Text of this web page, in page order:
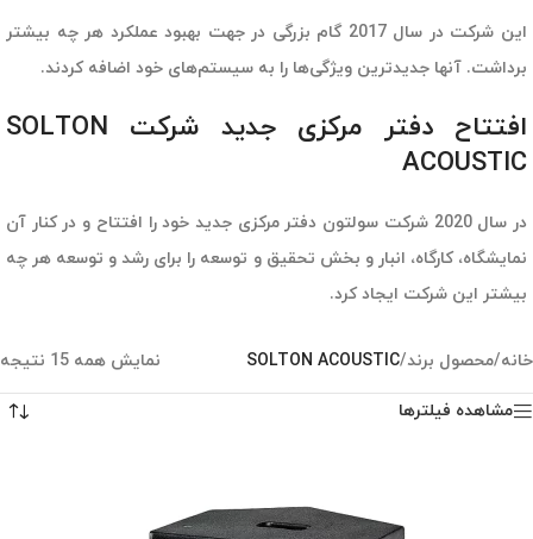
این شرکت در سال 2017 گام بزرگی در جهت بهبود عملکرد هر چه بیشتر
برداشت. آنها جدیدترین ویژگی‌ها را به سیستم‌های خود اضافه کردند.
افتتاح دفتر مرکزی جدید شرکت SOLTON
ACOUSTIC
در سال 2020 شرکت سولتون دفتر مرکزی جدید خود را افتتاح و در کنار آن
نمایشگاه، کارگاه، انبار و بخش تحقیق و توسعه را برای رشد و توسعه هر چه
بیشتر این شرکت ایجاد کرد.
خانه/محصول برند/
SOLTON ACOUSTIC نمایش همه 15 نتیجه
مشاهده فیلترها